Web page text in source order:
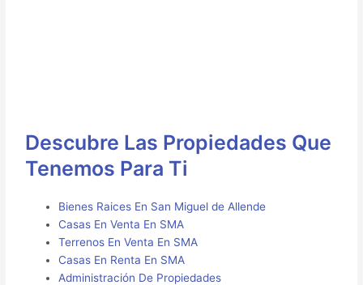
Descubre Las Propiedades Que
Tenemos Para Ti
Bienes Raices En San Miguel de Allende
Casas En Venta En SMA
Terrenos En Venta En SMA
Casas En Renta En SMA
Administración De Propiedades